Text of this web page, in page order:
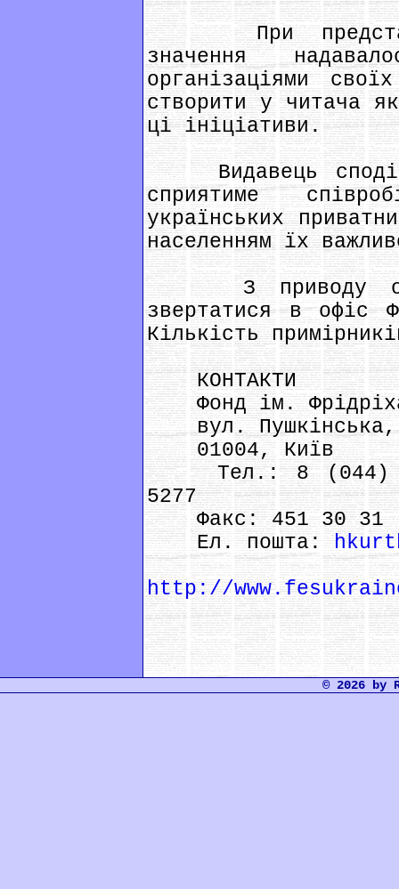
При
значення
організаціями
створити у читача
ці ініціативи.
Видавець
сприятиме
українських
населенням їх
З приводу
звертатися в офіс
Кількість
КОНТАКТИ
Фонд ім.
вул. Пушкінська,
01004, Київ
Тел.: 8 (044)
5277
Факс: 451 30 31
Ел. пошта:
http://
© 2026 by